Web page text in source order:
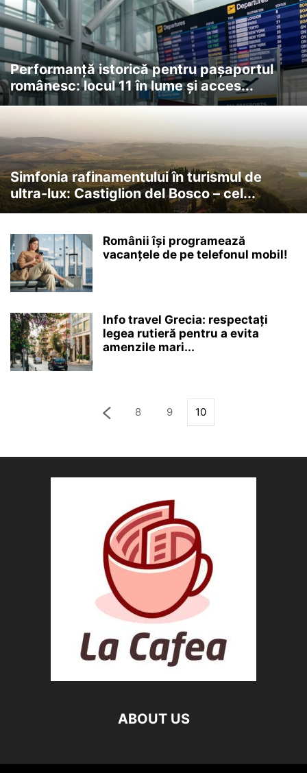
Performanță istorică pentru pașaportul
românesc: locul 11 în lume și acces...
Simfonia rafinamentului în turismul de
ultra-lux: Castiglion del Bosco – cel...
Românii își programează
vacanțele de pe telefonul mobil!
Info travel Grecia: respectați
legea rutieră pentru a evita
amenzile mari...
8 9 10
ABOUT US